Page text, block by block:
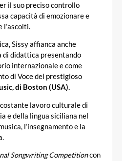
il suo preciso controllo
capacità di emozionare e
l’ascolti.
Sissy affianca anche
di didattica presentando
internazionale e come
di Voce del prestigioso
di Boston (USA).
lavoro culturale di
e della lingua siciliana nel
l’insegnamento e la
Songwriting Competitioncon